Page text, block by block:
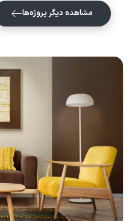
مشاهده دیگر پروژه‌ها